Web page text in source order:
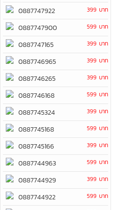
0887747922 399 บาท
0887747900 599 บาท
0887747165 399 บาท
0887746965 399 บาท
0887746265 399 บาท
0887746168 599 บาท
0887745324 399 บาท
0887745168 599 บาท
0887745166 399 บาท
0887744963 599 บาท
0887744929 399 บาท
0887744922 599 บาท